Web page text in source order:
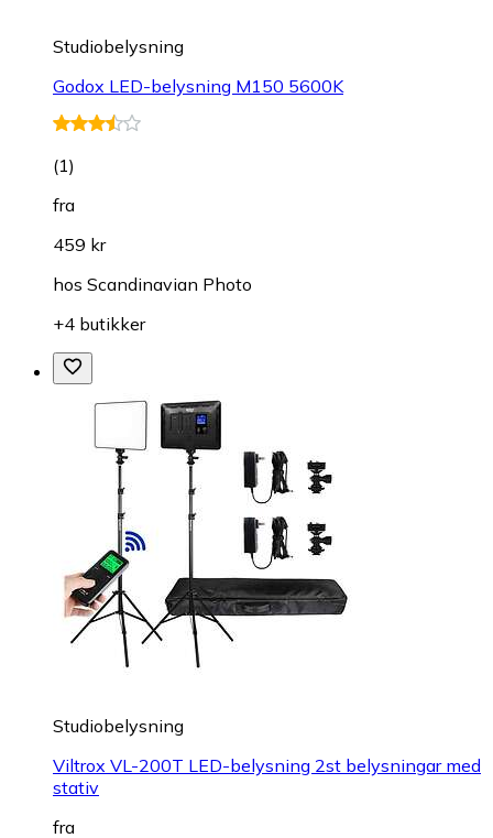
Studiobelysning
Godox LED-belysning M150 5600K
(1)
fra
459 kr
hos Scandinavian Photo
+4 butikker
Studiobelysning
Viltrox VL-200T LED-belysning 2st belysningar med
stativ
fra